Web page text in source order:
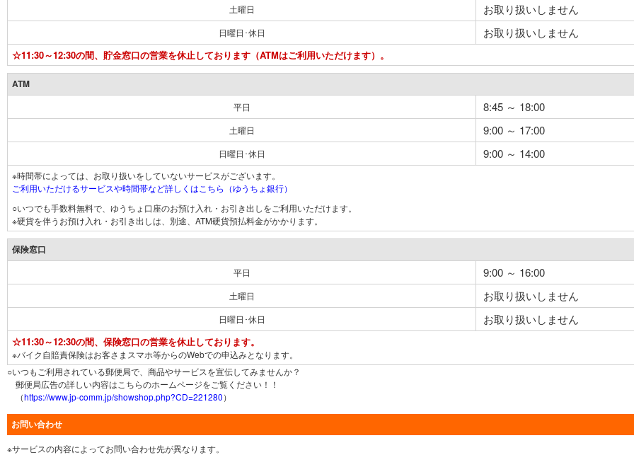
土曜日 お取り扱いしません
日曜日･休日 お取り扱いしません
☆11:30～12:30の間、貯金窓口の営業を休止しております（ATMはご利用いただけます）。
ATM
平日 8:45 ～ 18:00
土曜日 9:00 ～ 17:00
日曜日･休日 9:00 ～ 14:00
※時間帯によっては、お取り扱いをしていないサービスがございます。
ご利用いただけるサービスや時間帯など詳しくはこちら（ゆうちょ銀行）
○いつでも手数料無料で、ゆうちょ口座のお預け入れ・お引き出しをご利用いただけます。
※硬貨を伴うお預け入れ・お引き出しは、別途、ATM硬貨預払料金がかかります。
保険窓口
平日 9:00 ～ 16:00
土曜日 お取り扱いしません
日曜日･休日 お取り扱いしません
☆11:30～12:30の間、保険窓口の営業を休止しております。
※バイク自賠責保険はお客さまスマホ等からのWebでの申込みとなります。
○いつもご利用されている郵便局で、商品やサービスを宣伝してみませんか？
郵便局広告の詳しい内容はこちらのホームページをご覧ください！！
（https://www.jp-comm.jp/showshop.php?CD=221280）
お問い合わせ
※サービスの内容によってお問い合わせ先が異なります。